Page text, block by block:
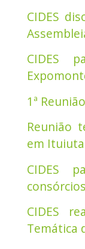
CIDES
CIDES
1ª
Reunião
em
CIDES
CIDES
Temática